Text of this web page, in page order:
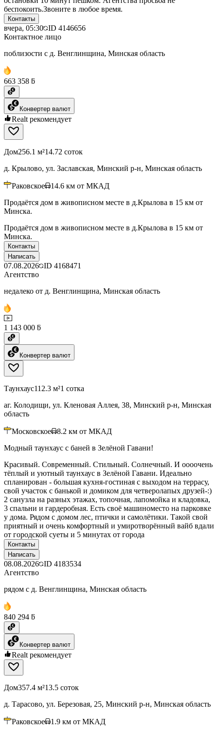
беспокоить.Звоните в любое время.
Контакты
вчера, 05:30 ID 4146656
Контактное лицо
поблизости с д. Венглинщина, Минская область
663 358 ƃ
Конвертер валют
Realt рекомендует
Дом256.1 м²14.72 соток
д. Крылово, ул. Заславская, Минский р-н, Минская область
Раковское 14.6 км от МКАД
Продаётся дом в живописном месте в д.Крылова в 15 км от
Минска.
Продаётся дом в живописном месте в д.Крылова в 15 км от
Минска.
Контакты
Написать
07.08.2026 ID 4168471
Агентство
недалеко от д. Венглинщина, Минская область
1 143 000 ƃ
Конвертер валют
Таунхаус112.3 м²1 сотка
аг. Колодищи, ул. Кленовая Аллея, 38, Минский р-н, Минская
область
Московское 8.2 км от МКАД
Модный таунхаус с баней в Зелёной Гавани!
Красивый. Современный. Стильный. Солнечный. И оооочень
тёплый и уютный таунхаус в Зелёной Гавани. Идеально
спланирован - большая кухня-гостиная с выходом на террасу,
свой участок с банькой и домиком для четверолапых друзей-:)
2 санузла на разных этажах, топочная, лапомойка и кладовка,
3 спальни и гардеробная. Есть своё машиноместо на парковке
у дома. Рядом с домом лес, птички и самолётики. Такой свой
приятный и очень комфортный и умиротворённый вайб вдали
от городской суеты и 5 минутах от города
Контакты
Написать
08.08.2026 ID 4183534
Агентство
рядом с д. Венглинщина, Минская область
840 294 ƃ
Конвертер валют
Realt рекомендует
Дом357.4 м²13.5 соток
д. Тарасово, ул. Березовая, 25, Минский р-н, Минская область
Раковское 1.9 км от МКАД